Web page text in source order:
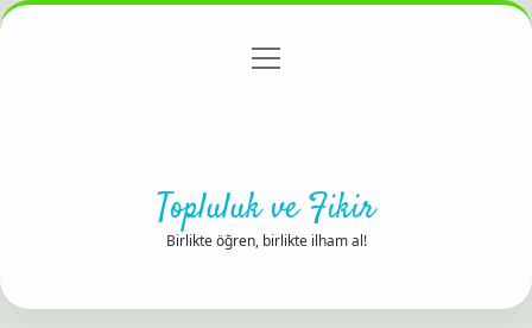
Gizlilik Politikası
menüyü
Topluluk ve Fikir
Birlikte öğren, birlikte ilham al!